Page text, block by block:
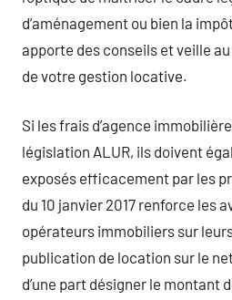
d’aménagement ou bien la
apporte des conseils et veille
de votre gestion locative.
Si les frais d’agence
législation ALUR, ils doivent
exposés efficacement par les
du 10 janvier 2017 renforce les
opérateurs immobiliers sur
publication de location sur le
d’une part désigner le montant